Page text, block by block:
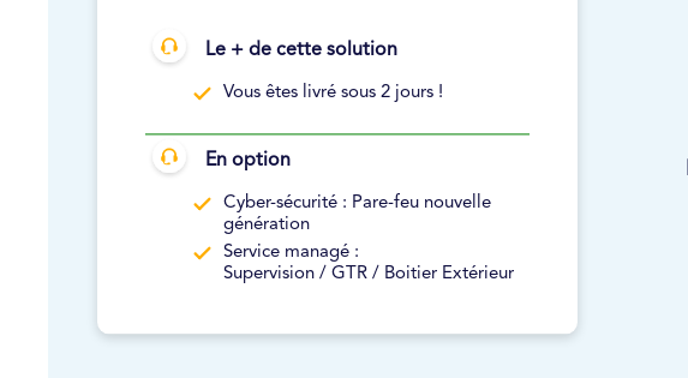
Le + de cette solution
Vous êtes livré sous 2 jours !
En option
Cyber-sécurité : Pare-feu nouvelle
génération
Service managé :
Supervision / GTR / Boitier Extérieur